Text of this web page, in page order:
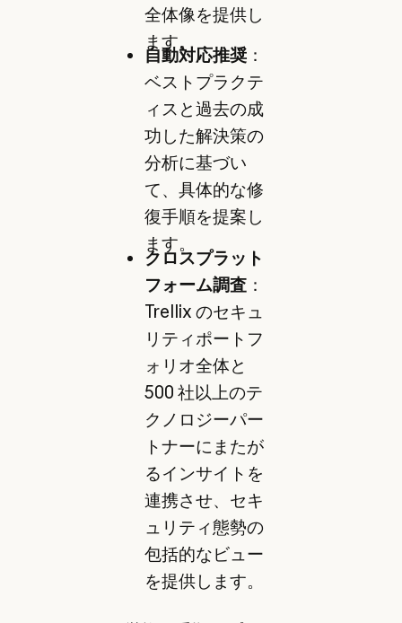
全体像を提供し
ます。
自動対応推奨：
ベストプラクテ
ィスと過去の成
功した解決策の
分析に基づい
て、具体的な修
復手順を提案し
ます。
クロスプラット
フォーム調査：
Trellix のセキュ
リティポートフ
ォリオ全体と
500 社以上のテ
クノロジーパー
トナーにまたが
るインサイトを
連携させ、セキ
ュリティ態勢の
包括的なビュー
を提供します。